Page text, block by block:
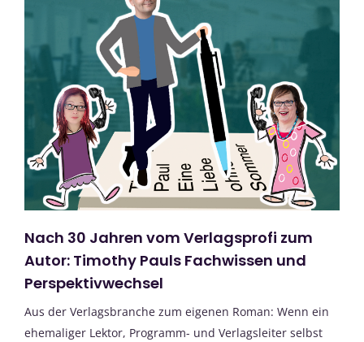
Nach 30 Jahren vom Verlagsprofi zum
Autor: Timothy Pauls Fachwissen und
Perspektivwechsel
Aus der Verlagsbranche zum eigenen Roman: Wenn ein
ehemaliger Lektor, Programm- und Verlagsleiter selbst